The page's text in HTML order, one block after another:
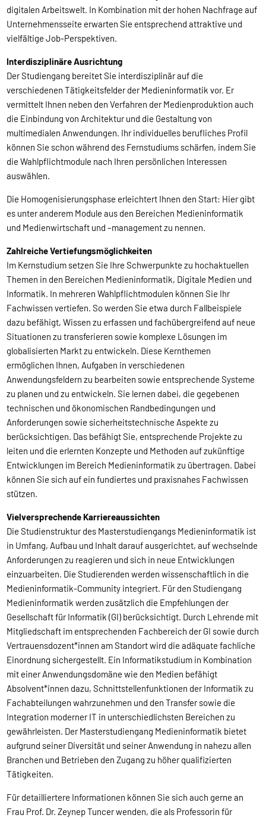
digitalen Arbeitswelt. In Kombination mit der hohen Nachfrage auf
Unternehmensseite erwarten Sie entsprechend attraktive und
vielfältige Job-Perspektiven.
Interdisziplinäre Ausrichtung
Der Studiengang bereitet Sie interdisziplinär auf die
verschiedenen Tätigkeitsfelder der Medieninformatik vor. Er
vermittelt Ihnen neben den Verfahren der Medienproduktion auch
die Einbindung von Architektur und die Gestaltung von
multimedialen Anwendungen. Ihr individuelles berufliches Profil
können Sie schon während des Fernstudiums schärfen, indem Sie
die Wahlpflichtmodule nach Ihren persönlichen Interessen
auswählen.
Die Homogenisierungsphase erleichtert Ihnen den Start: Hier gibt
es unter anderem Module aus den Bereichen Medieninformatik
und Medienwirtschaft und –management zu nennen.
Zahlreiche Vertiefungsmöglichkeiten
Im Kernstudium setzen Sie Ihre Schwerpunkte zu hochaktuellen
Themen in den Bereichen Medieninformatik, Digitale Medien und
Informatik. In mehreren Wahlpflichtmodulen können Sie Ihr
Fachwissen vertiefen. So werden Sie etwa durch Fallbeispiele
dazu befähigt, Wissen zu erfassen und fachübergreifend auf neue
Situationen zu transferieren sowie komplexe Lösungen im
globalisierten Markt zu entwickeln. Diese Kernthemen
ermöglichen Ihnen, Aufgaben in verschiedenen
Anwendungsfeldern zu bearbeiten sowie entsprechende Systeme
zu planen und zu entwickeln. Sie lernen dabei, die gegebenen
technischen und ökonomischen Randbedingungen und
Anforderungen sowie sicherheitstechnische Aspekte zu
berücksichtigen. Das befähigt Sie, entsprechende Projekte zu
leiten und die erlernten Konzepte und Methoden auf zukünftige
Entwicklungen im Bereich Medieninformatik zu übertragen. Dabei
können Sie sich auf ein fundiertes und praxisnahes Fachwissen
stützen.
Vielversprechende Karriereaussichten
Die Studienstruktur des Masterstudiengangs Medieninformatik ist
in Umfang, Aufbau und Inhalt darauf ausgerichtet, auf wechselnde
Anforderungen zu reagieren und sich in neue Entwicklungen
einzuarbeiten. Die Studierenden werden wissenschaftlich in die
Medieninformatik-Community integriert. Für den Studiengang
Medieninformatik werden zusätzlich die Empfehlungen der
Gesellschaft für Informatik (GI) berücksichtigt. Durch Lehrende mit
Mitgliedschaft im entsprechenden Fachbereich der GI sowie durch
Vertrauensdozent*innen am Standort wird die adäquate fachliche
Einordnung sichergestellt. Ein Informatikstudium in Kombination
mit einer Anwendungsdomäne wie den Medien befähigt
Absolvent*innen dazu, Schnittstellenfunktionen der Informatik zu
Fachabteilungen wahrzunehmen und den Transfer sowie die
Integration moderner IT in unterschiedlichsten Bereichen zu
gewährleisten. Der Masterstudiengang Medieninformatik bietet
aufgrund seiner Diversität und seiner Anwendung in nahezu allen
Branchen und Betrieben den Zugang zu höher qualifizierten
Tätigkeiten.
Für detailliertere Informationen können Sie sich auch gerne an
Frau Prof. Dr. Zeynep Tuncer wenden, die als Professorin für